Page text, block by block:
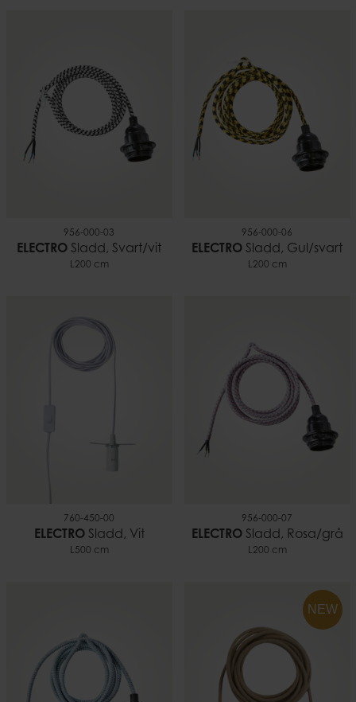
956-000-03
ELECTRO Sladd, Svart/vit
L200 cm
956-000-06
ELECTRO Sladd, Gul/svart
L200 cm
760-450-00
ELECTROSladd, Vit
L500 cm
956-000-07
ELECTROSladd, Rosa/grå
L200 cm
NEW